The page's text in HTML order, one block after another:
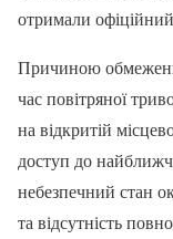
отримали
Причиною обмежень
час повітряної
на відкритій
доступ до
небезпечний стан
та відсутність